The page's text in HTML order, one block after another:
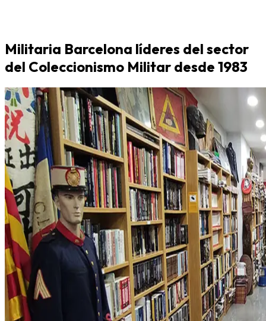
Militaria Barcelona líderes del sector
del Coleccionismo Militar desde 1983